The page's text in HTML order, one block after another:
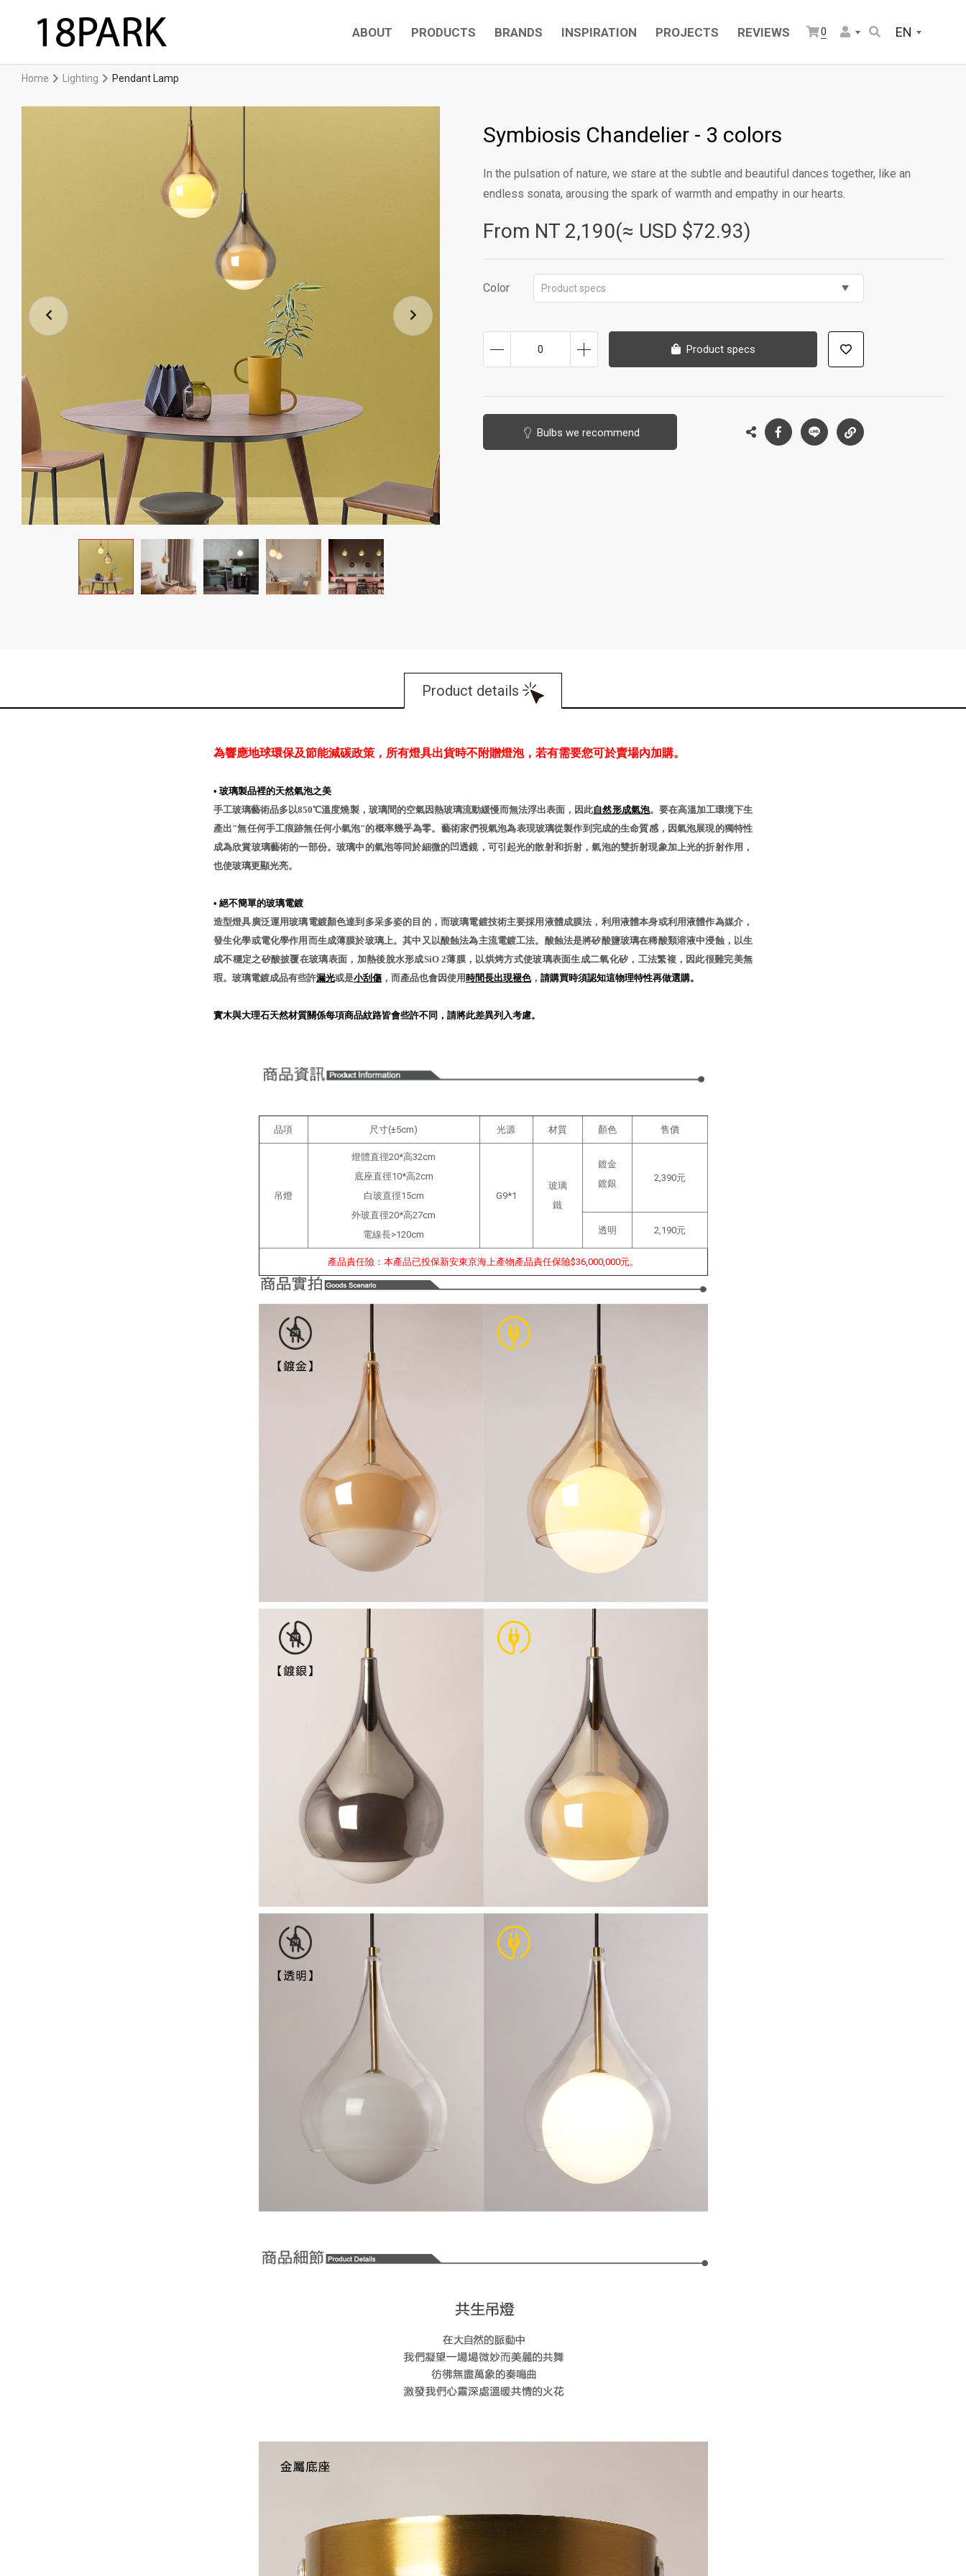
ABOUT PRODUCTS BRANDS INSPIRATION PROJECTS REVIEWS 0 EN
Home Lighting Pendant Lamp
Symbiosis Chandelier - 3 colors
In the pulsation of nature, we stare at the subtle and beautiful dances together, like an
endless sonata, arousing the spark of warmth and empathy in our hearts.
From NT 2,190(≈ USD $72.93)
Color Product specs
0 Product specs
Bulbs we recommend
Product details
為響應地球環保及節能減碳政策，所有燈具出貨時不附贈燈泡，若有需要您可於賣場內加購。
• 玻璃製品裡的天然氣泡之美
手工玻璃藝術品多以850℃溫度燒製，玻璃間的空氣因熱玻璃流動緩慢而無法浮出表面，因此自然形成氣泡。要在高溫加工環境下生
產出"無任何手工痕跡無任何小氣泡"的概率幾乎為零。藝術家們視氣泡為表現玻璃從製作到完成的生命質感，因氣泡展現的獨特性
成為欣賞玻璃藝術的一部份。玻璃中的氣泡等同於細微的凹透鏡，可引起光的散射和折射，氣泡的雙折射現象加上光的折射作用，
也使玻璃更顯光亮。
• 絕不簡單的玻璃電鍍
造型燈具廣泛運用玻璃電鍍顏色達到多采多姿的目的，而玻璃電鍍技術主要採用液體成膜法，利用液體本身或利用液體作為媒介，
發生化學或電化學作用而生成薄膜於玻璃上。其中又以酸蝕法為主流電鍍工法。酸蝕法是將矽酸鹽玻璃在稀酸類溶液中浸蝕，以生
成不穩定之矽酸披覆在玻璃表面，加熱後脫水形成SiO 2薄膜，以烘烤方式使玻璃表面生成二氧化矽，工法繁複，因此很難完美無
瑕。玻璃電鍍成品有些許漏光或是小刮傷 ，而產品也會因使用時間長出現褪色， 請購買時須認知這物理特性再做選購。
實木與大理石天然材質關係每項商品紋路皆會些許不同，請將此差異列入考慮。
品項 尺寸(±5cm) 光源 材質 顏色 售價
吊燈
燈體直徑20*高32cm
底座直徑10*高2cm
白玻直徑15cm
外玻直徑20*高27cm
電線長>120cm
G9*1
玻璃
鐵
鍍金
鍍銀
2,390元
透明 2,190元
產品責任險：本產品已投保新安東京海上產物產品責任保險$36,000,000元。